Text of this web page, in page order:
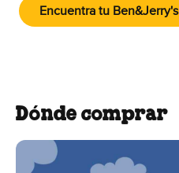
Encuentra tu Ben&Jerry's
Dónde comprar